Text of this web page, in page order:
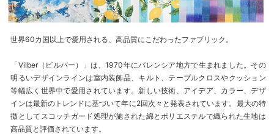
世界60カ国以上で愛用される、高品質にこだわったファブリック。
「Vilber（ビルバー）」は、1970年にバレンシア地方で生まれました。その
明るいデザインラインは室内装飾品、キルト、テーブルクロスやクッション
等幅広く世界中で愛用されています。新しい技術、アイデア、カラー、デザ
インは最新のトレンドに基づいて年に2回次々と発表されています。最大の特
徴としてスコッチガード処理が施された綿とポリエステルで織られた生地は
高品質と評価されています。